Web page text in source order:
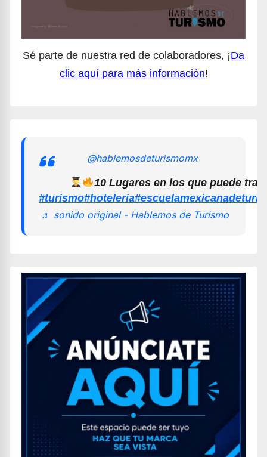
Sé parte de nuestra red de colaboradores, ¡Da
clic aquí para más información!
@hablemosdeturismomx
10 Lugares en los que puede
#turismo#hoteleria
♬ sonido original - Hablemos de Turismo